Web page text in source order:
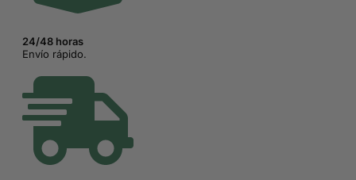
24/48 horas
Envío rápido.